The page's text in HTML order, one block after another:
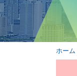
ホーム